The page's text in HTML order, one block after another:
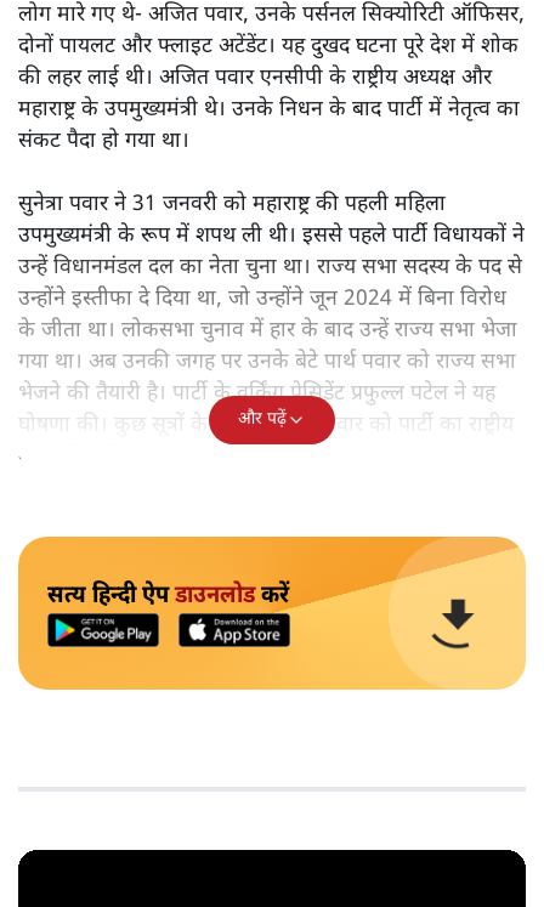
लोग मारे गए थे- अजित पवार, उनके पर्सनल सिक्योरिटी ऑफिसर,
दोनों पायलट और फ्लाइट अटेंडेंट। यह दुखद घटना पूरे देश में शोक
की लहर लाई थी। अजित पवार एनसीपी के राष्ट्रीय अध्यक्ष और
महाराष्ट्र के उपमुख्यमंत्री थे। उनके निधन के बाद पार्टी में नेतृत्व का
संकट पैदा हो गया था।
सुनेत्रा पवार ने 31 जनवरी को महाराष्ट्र की पहली महिला
उपमुख्यमंत्री के रूप में शपथ ली थी। इससे पहले पार्टी विधायकों ने
उन्हें विधानमंडल दल का नेता चुना था। राज्य सभा सदस्य के पद से
उन्होंने इस्तीफा दे दिया था, जो उन्होंने जून 2024 में बिना विरोध
के जीता था। लोकसभा चुनाव में हार के बाद उन्हें राज्य सभा भेजा
गया था। अब उनकी जगह पर उनके बेटे पार्थ पवार को राज्य सभा
भेजने की तैयारी है। पार्टी के वर्किंग प्रेसिडेंट प्रफुल्ल पटेल ने यह
घोषणा की। कुछ सूत्रों के मुताबिक पार्थ पवार को पार्टी का राष्ट्रीय
महासचिव भी बनाया जा सकता है।
और पढ़ें
सत्य हिन्दी ऐपडाउनलोडकरें